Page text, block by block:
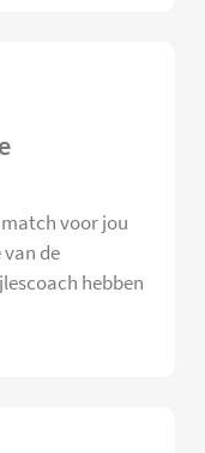
voor jou
de
hebben